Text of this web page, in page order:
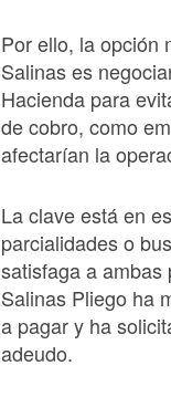
Por ello, la opción
Salinas es
Hacienda para
de cobro, como
afectarían la
La clave está en
parcialidades o
satisfaga a ambas
Salinas Pliego ha
a pagar y ha
adeudo.